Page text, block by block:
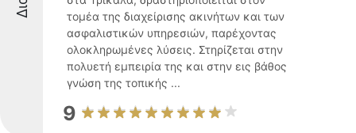
τομέα της διαχείρισης ακινήτων και των
ασφαλιστικών υπηρεσιών, παρέχοντας
ολοκληρωμένες λύσεις. Στηρίζεται στην
πολυετή εμπειρία της και στην εις βάθος
γνώση της τοπικής ...
9